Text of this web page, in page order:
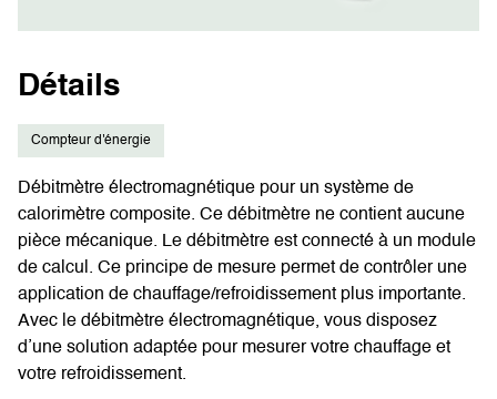
Détails
Compteur d'énergie
Débitmètre électromagnétique pour un système de
calorimètre composite. Ce débitmètre ne contient aucune
pièce mécanique. Le débitmètre est connecté à un module
de calcul. Ce principe de mesure permet de contrôler une
application de chauffage/refroidissement plus importante.
Avec le débitmètre électromagnétique, vous disposez
d’une solution adaptée pour mesurer votre chauffage et
votre refroidissement.